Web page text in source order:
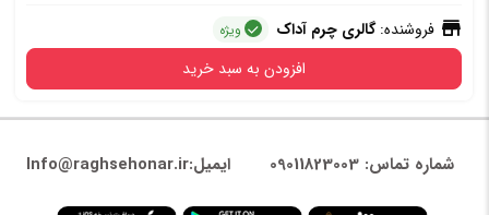
فروشنده:گالری چرم آداک ویژه
افزودن به سبد خرید
شماره تماس: 09011823003 ایمیل:Info@raghsehonar.ir